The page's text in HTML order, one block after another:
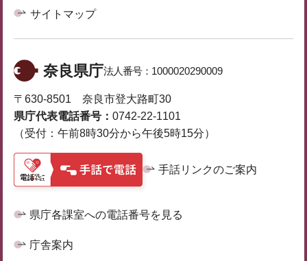
サイトマップ
奈良県庁法人番号： 1000020290009
〒630-8501 奈良市登大路町30
県庁代表電話番号： 0742-22-1101
（受付：午前8時30分から午後5時15分）
手話リンクのご案内
県庁各課室への電話番号を見る
庁舎案内